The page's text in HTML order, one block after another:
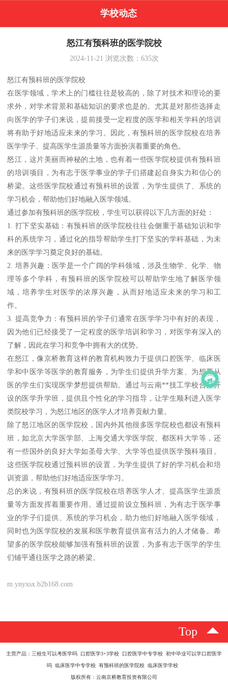
学校动态
怒江有预科班的医学院校
2024-11-21 浏览次数： 635次
怒江有预科班的医学院校
在医学领域，学术上的门槛往往是较高的，除了对技术和理论的要
求外，对学术背景和基础知识的要求也是的。尤其是对那些选择走
向医学的学子们来说，提前接受一定程度的医学和相关学科的培训
将有助于好地适应未来的学习。因此，有预科班的医学院校在培养
医学学子、提高医学生源质量等方面扮演着重要的角色。
怒江，这片美丽而神秘的土地，也有着一些医学院校提供有预科班
的培训项目，为有志于医学事业的学子们搭建起自身实力和信心的
桥梁。这些医学院校通过有预科班的设置，为学生提供了、系统的
学习机会，帮助他们好地融入医学领域。
通过参加有预科班的医学院校，学生可以获得以下几方面的好处：
1. 打下坚实基础：有预科班的医学院校往往会侧重于基础知识和学
科的系统学习，通过化的指导帮助学生打下坚实的学科基础，为未
来的医学学习奠定良好的基础。
2. 培养兴趣：医学是一个广阔的学科领域，涉及生物学、化学、物
理等多个学科，有预科班的医学院校可以帮助学生地了解医学领
域，培养学生对医学的浓厚兴趣，从而好地适应未来的学习和工
作。
3. 提高竞争力：有预科班的学子们通常在医学学习中有好的表现，
因为他们已经接受了一定程度的医学培训和学习，对医学有深入的
了解，因此在学习和竞争中拥有大的优势。
在怒江，像京桥教育这样的教育机构致力于提供口腔医学、临床医
学和中医学等医学的教育服务，为学生们提供升学方案、为想要从
医的学生们实现医学梦想提供帮助。通过与云南**技工学校合作开
设的医学升学班，提供且个性化的学习指导，让学生顺利进入医学
类院校学习，为怒江地区的医学人才培养贡献力量。
除了怒江地区的医学院校，国内外其他很多医学院校也都设有预科
班，如北京大学医学部、上海交通大学医学院、都医科大学等，还
有一些国外的良好大学如圣母大学、大学等也提供医学预科项目。
这些医学院校通过预科班的设置，为学生提供了好的学习机会和培
训资源，帮助他们好地适应医学学习。
总的来说，有预科班的医学院校在培养医学人才、提高医学生源质
量等方面发挥着重要作用。通过提前设立预科班，为有志于医学事
业的学子们提供、系统的学习机会，助力他们好地融入医学领域，
同时也为医学院校的发展和医学教育提供富有活力的人才储备。希
望多的医学院校能够加强有预科班的设置，为多有志于医学的学生
们铺平通往医学之路的桥梁。
m.ynyxsx.b2b168.com
Top
主营产品：三校生可以考医学吗 口腔医学3+3学校 口腔医学中专学校 初中毕业可以学口腔医学
吗 临床医学中专学校 有预科班的医学院校 临床医学学校
版权所有：云南京桥教育投资有限公司